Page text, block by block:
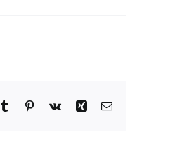
Tumblr Pinterest
Vk Xing E-